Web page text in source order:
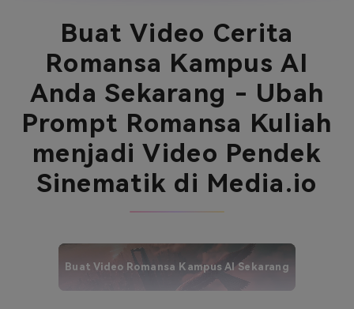
Buat Video Cerita
Romansa Kampus AI
Anda Sekarang - Ubah
Prompt Romansa Kuliah
menjadi Video Pendek
Sinematik di Media.io
Buat Video Romansa Kampus AI Sekarang